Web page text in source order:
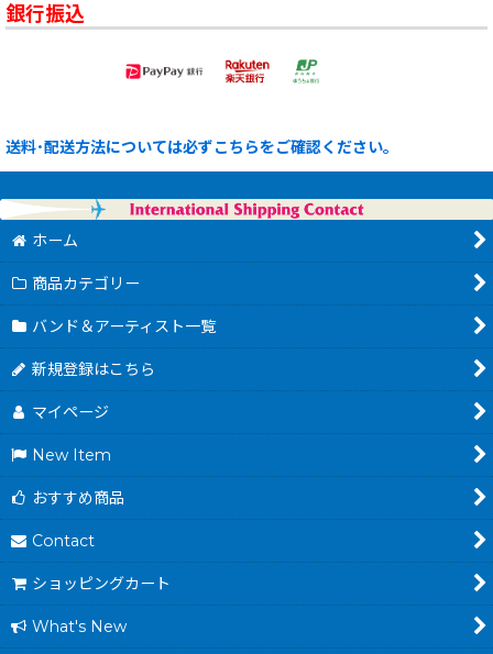
銀行振込
送料･配送方法については必ずこちらをご確認ください。
ホーム
商品カテゴリー
バンド＆アーティスト一覧
新規登録はこちら
マイページ
New Item
おすすめ商品
Contact
ショッピングカート
What's New